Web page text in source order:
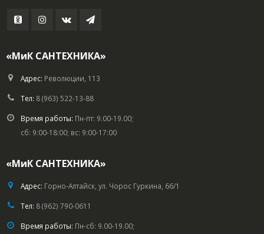
«МиК САНТЕХНИКА»
Адрес: Революции, 113
Тел: 8 (963) 522-13-88
Время работы: Пн-пт: 9.00-19.00;
сб: 9:00-18:00; вс: 9:00-17:00
«МиК САНТЕХНИКА»
Адрес: Горно-Алтайск, ул. Чорос Гуркина, 66/1
Тел: 8 (962) 790-0611
Время работы: Пн-сб: 9.00-19.00;